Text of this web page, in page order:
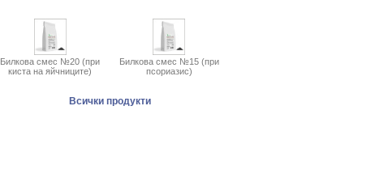
Билкова смес №20 (при
киста на яйчниците)
Билкова смес №15 (при
псориазис)
Всички продукти